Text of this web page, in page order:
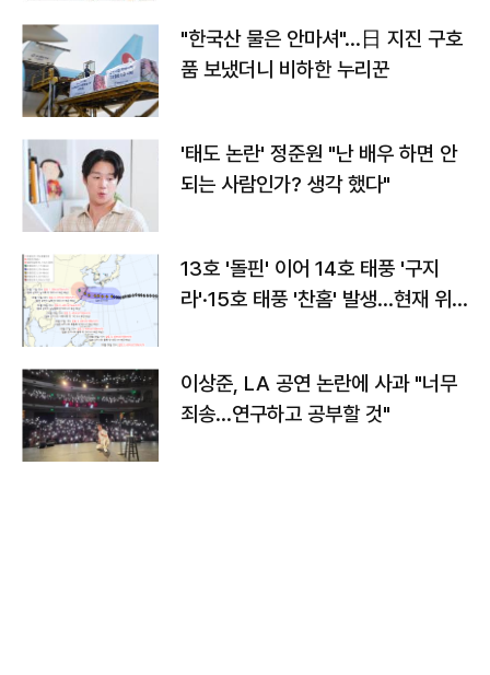
"한국산 물은 안마셔"…日 지진 구호
품 보냈더니 비하한 누리꾼
'태도 논란' 정준원 "난 배우 하면 안
되는 사람인가? 생각 했다"
13호 '돌핀' 이어 14호 태풍 '구지
라'·15호 태풍 '찬홈' 발생…현재 위
이상준, LA 공연 논란에 사과 "너무
죄송…연구하고 공부할 것"